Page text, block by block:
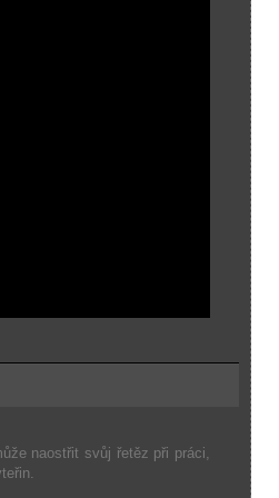
naostřit svůj řetěz při práci,